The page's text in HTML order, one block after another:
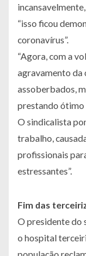
“isso ficou
coronavírus”.
“Agora, com a
agravamento da
assoberbados,
prestando ótimo
O sindicalista
trabalho,
profissionais
estressantes”.
Fim das
O presidente do
o hospital
população